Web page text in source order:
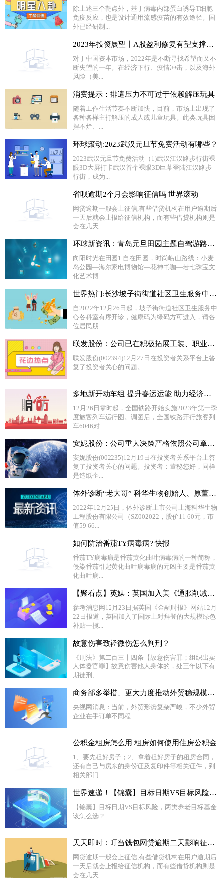
除上述三个靶点外，基于病毒内部蛋白诱导T细胞
免疫反应，也是设计通用流感疫苗的有效途径。国
外已经研制...
2023年投资展望丨A股盈利修复有望支撑市场，“内需+安全”被看好-世界今亮点
对于中国资本市场，2022年是不断寻找希望而又不
断失望的一年。在经济下行、疫情冲击，以及海外
风险（美...
消费提示：排遣压力不可过于依赖解压玩具
随着工作生活节奏不断加快，目前，市场上出现了
各种各样主打解压的成人或儿童玩具。此类玩具因
捏不烂、...
环球滚动:2023武汉元旦节免费活动有哪些？
2023武汉元旦节免费活动（1)武汉江汉路步行街裸
眼3D大屏打卡武汉首个裸眼3D巨幕登陆江汉路步
行街，成为...
省呗逾期2个月会影响征信吗 世界滚动
网贷逾期一般会上征信,有些借贷机构在用户逾期后
一天后就会上报给征信机构，而有些借贷机构则是
会在几天...
环球新资讯：青岛元旦田园主题自驾游路线推荐
向阳时光在田园1 自在田园，时尚崂山路线：小麦
岛公园—海尔家电博物馆—花神书咖—若七珠宝文
化艺术博...
世界热门:长沙坡子街街道社区卫生服务中心核酸检测安排
自2022年12月26日起，坡子街街道社区卫生服务中
心各科室有序开诊，健康码为绿码方可进入，请各
位居民朋...
联发股份：公司已在积极拓展工装、职业装等业务|环球消息
联发股份(002394)12月27日在投资者关系平台上答
复了投资者关心的问题。
多地新开动车组 提升春运运能 助力经济社会加快恢复 全球热点
12月26日零时起，全国铁路开始实施2023年第一季
度旅客列车运行图。调图后，全国铁路开行旅客列
车6046对...
安妮股份：公司重大决策严格依照公司章程及股票上市规则履行相关程序和披露义务
安妮股份(002235)12月19日在投资者关系平台上答
复了投资者关心的问题。投资者：董秘您好，同样
是造纸企...
体外诊断“老大哥” 科华生物创始人、原董事长唐伟国因新冠伴发基础性疾病逝世-全球观焦点
2022年12月25日，体外诊断上市公司上海科华生物
工程股份有限公司（SZ002022，股价11 60元，市
值59 66...
如何防治番茄TY病毒病?|快报
番茄TY病毒病是番茄黄化曲叶病毒病的一种简称，
侵染番茄引起黄化曲叶病毒病的元凶主要是番茄黄
化曲叶病...
【聚看点】英媒：英国加入美《通胀削减法案》批评者行列
参考消息网12月23日据英国《金融时报》网站12月
22日报道，英国加入了国际上对拜登的大规模绿色
补贴一揽...
故意伤害致轻微伤怎么判刑？
《刑法》第二百三十四条【故意伤害罪；组织出卖
人体器官罪】故意伤害他人身体的，处三年以下有
期徒刑、...
商务部多举措、更大力度推动外贸稳规模、优结构
央视网消息：当前，外贸形势复杂严峻，不少外贸
企业在手订单不同程
公积金租房怎么用 租房如何使用住房公积金
1、要先租好房子；2、拿着租好房子的租房合同，
还有自己与房东的身份证及复印件等相关证件，到
相关部门...
世界速递！【锦囊】目标日期VS目标风险，两类养老目标基金该怎么选？
【锦囊】目标日期VS目标风险，两类养老目标基金
该怎么选？
天天即时：叮当钱包网贷逾期二天影响征信吗
网贷逾期一般会上征信,有些借贷机构在用户逾期后
一天后就会上报给征信机构，而有些借贷机构则是
会在几天...